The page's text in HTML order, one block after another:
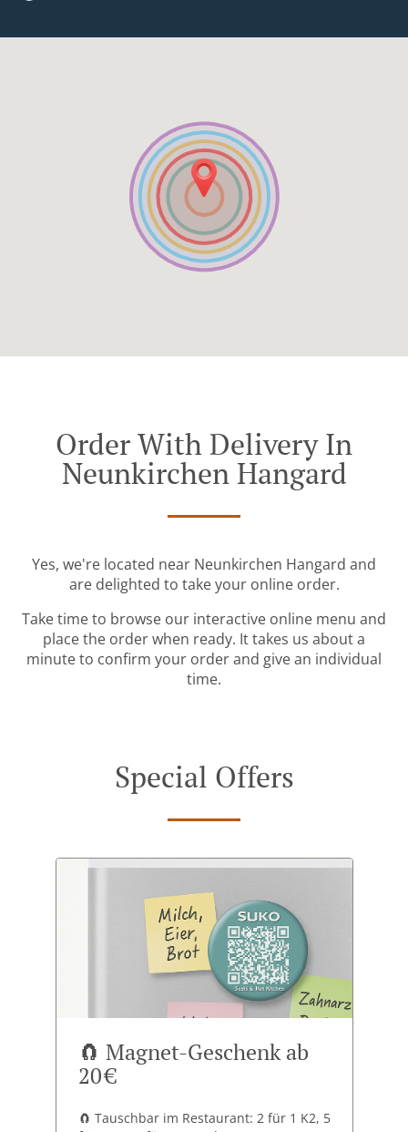
Order With Delivery In
Neunkirchen Hangard
Yes, we're located near Neunkirchen Hangard and
are delighted to take your online order.
Take time to browse our interactive online menu and
place the order when ready. It takes us about a
minute to confirm your order and give an individual
time.
Special Offers
🧲 Magnet-Geschenk ab
20 €
🧲 Tauschbar im Restaurant: 2 für 1 K2, 5